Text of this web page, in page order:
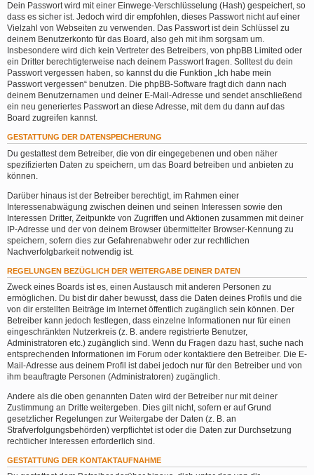
Dein Passwort wird mit einer Einwege-Verschlüsselung (Hash) gespeichert, so
dass es sicher ist. Jedoch wird dir empfohlen, dieses Passwort nicht auf einer
Vielzahl von Webseiten zu verwenden. Das Passwort ist dein Schlüssel zu
deinem Benutzerkonto für das Board, also geh mit ihm sorgsam um.
Insbesondere wird dich kein Vertreter des Betreibers, von phpBB Limited oder
ein Dritter berechtigterweise nach deinem Passwort fragen. Solltest du dein
Passwort vergessen haben, so kannst du die Funktion „Ich habe mein
Passwort vergessen“ benutzen. Die phpBB-Software fragt dich dann nach
deinem Benutzernamen und deiner E-Mail-Adresse und sendet anschließend
ein neu generiertes Passwort an diese Adresse, mit dem du dann auf das
Board zugreifen kannst.
GESTATTUNG DER DATENSPEICHERUNG
Du gestattest dem Betreiber, die von dir eingegebenen und oben näher
spezifizierten Daten zu speichern, um das Board betreiben und anbieten zu
können.
Darüber hinaus ist der Betreiber berechtigt, im Rahmen einer
Interessenabwägung zwischen deinen und seinen Interessen sowie den
Interessen Dritter, Zeitpunkte von Zugriffen und Aktionen zusammen mit deiner
IP-Adresse und der von deinem Browser übermittelter Browser-Kennung zu
speichern, sofern dies zur Gefahrenabwehr oder zur rechtlichen
Nachverfolgbarkeit notwendig ist.
REGELUNGEN BEZÜGLICH DER WEITERGABE DEINER DATEN
Zweck eines Boards ist es, einen Austausch mit anderen Personen zu
ermöglichen. Du bist dir daher bewusst, dass die Daten deines Profils und die
von dir erstellten Beiträge im Internet öffentlich zugänglich sein können. Der
Betreiber kann jedoch festlegen, dass einzelne Informationen nur für einen
eingeschränkten Nutzerkreis (z. B. andere registrierte Benutzer,
Administratoren etc.) zugänglich sind. Wenn du Fragen dazu hast, suche nach
entsprechenden Informationen im Forum oder kontaktiere den Betreiber. Die E-
Mail-Adresse aus deinem Profil ist dabei jedoch nur für den Betreiber und von
ihm beauftragte Personen (Administratoren) zugänglich.
Andere als die oben genannten Daten wird der Betreiber nur mit deiner
Zustimmung an Dritte weitergeben. Dies gilt nicht, sofern er auf Grund
gesetzlicher Regelungen zur Weitergabe der Daten (z. B. an
Strafverfolgungsbehörden) verpflichtet ist oder die Daten zur Durchsetzung
rechtlicher Interessen erforderlich sind.
GESTATTUNG DER KONTAKTAUFNAHME